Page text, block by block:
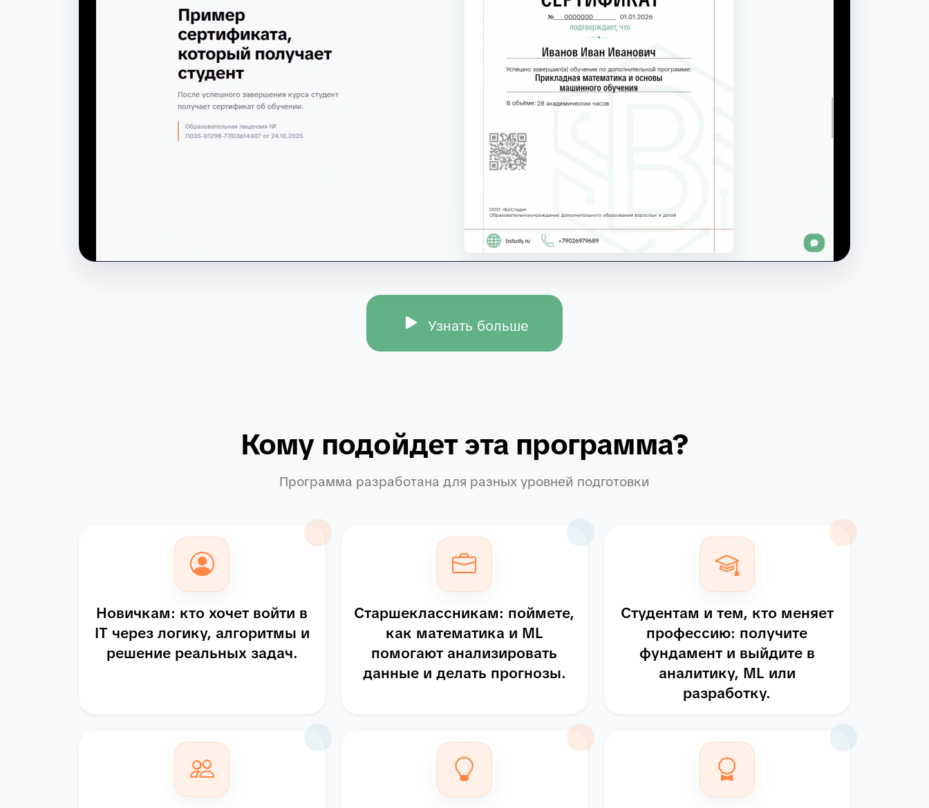
Узнать больше
Кому подойдет эта программа?
Программа разработана для разных уровней подготовки
Новичкам: кто хочет войти в
IT через логику, алгоритмы и
решение реальных задач.
Старшеклассникам: поймете,
как математика и ML
помогают анализировать
данные и делать прогнозы.
Студентам и тем, кто меняет
профессию: получите
фундамент и выйдите в
аналитику, ML или
разработку.